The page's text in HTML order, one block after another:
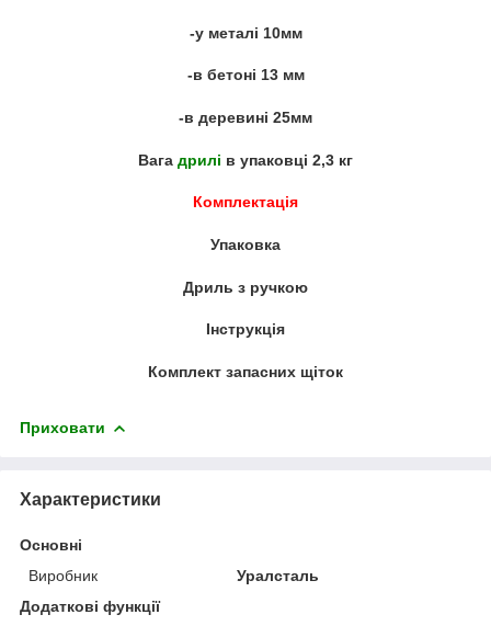
-у металі 10мм
-в бетоні 13 мм
-в деревині 25мм
Вага дрилі в упаковці 2,3 кг
Комплектація
Упаковка
Дриль з ручкою
Інструкція
Комплект запасних щіток
Приховати
Характеристики
Основні
Виробник
Уралсталь
Додаткові функції